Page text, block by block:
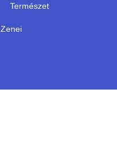
Természet
Zenei